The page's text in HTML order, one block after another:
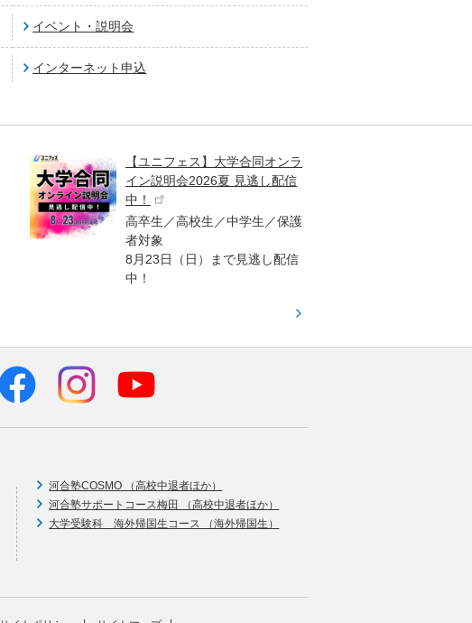
イベント・説明会
インターネット申込
【ユニフェス】大学合同オンラ
イン説明会2026夏 見逃し配信
中！
高卒生／高校生／中学生／保護
者対象
8月23日（日）まで見逃し配信
中！
河合塾COSMO （高校中退者ほか）
河合塾サポートコース梅田 （高校中退者ほか）
大学受験科 海外帰国生コース （海外帰国生）